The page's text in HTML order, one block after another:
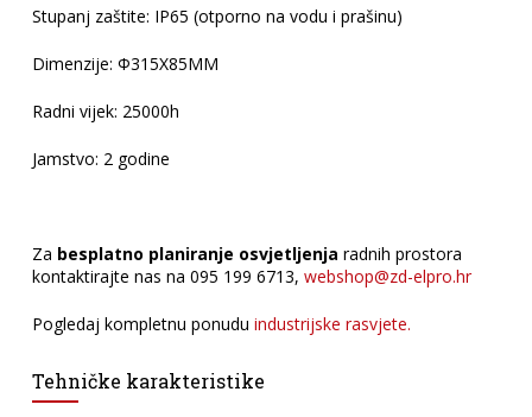
Stupanj zaštite: IP65 (otporno na vodu i prašinu)
Dimenzije: Ф315X85MM
Radni vijek: 25000h
Jamstvo: 2 godine
Za besplatno planiranje osvjetljenja radnih prostora
kontaktirajte nas na 095 199 6713, webshop@zd-elpro.hr
Pogledaj kompletnu ponudu industrijske rasvjete.
Tehničke karakteristike